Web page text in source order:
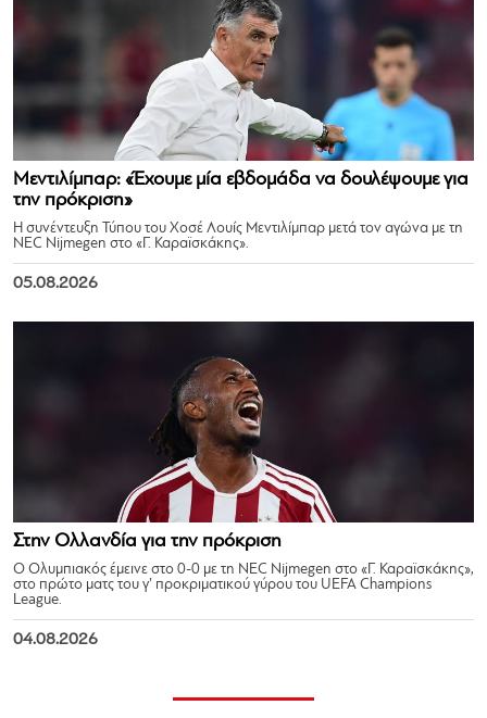
Μεντιλίμπαρ: «Έχουμε μία εβδομάδα να δουλέψουμε για
την πρόκριση»
Η συνέντευξη Τύπου του Χοσέ Λουίς Μεντιλίμπαρ μετά τον αγώνα με τη
NEC Nijmegen στο «Γ. Καραϊσκάκης».
05.08.2026
Στην Ολλανδία για την πρόκριση
Ο Ολυμπιακός έμεινε στο 0-0 με τη NEC Nijmegen στο «Γ. Καραϊσκάκης»,
στο πρώτο ματς του γ’ προκριματικού γύρου του UEFA Champions
League.
04.08.2026